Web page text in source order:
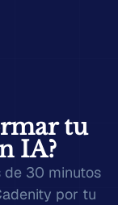
tu
IA?
de 30 minutos
por tu